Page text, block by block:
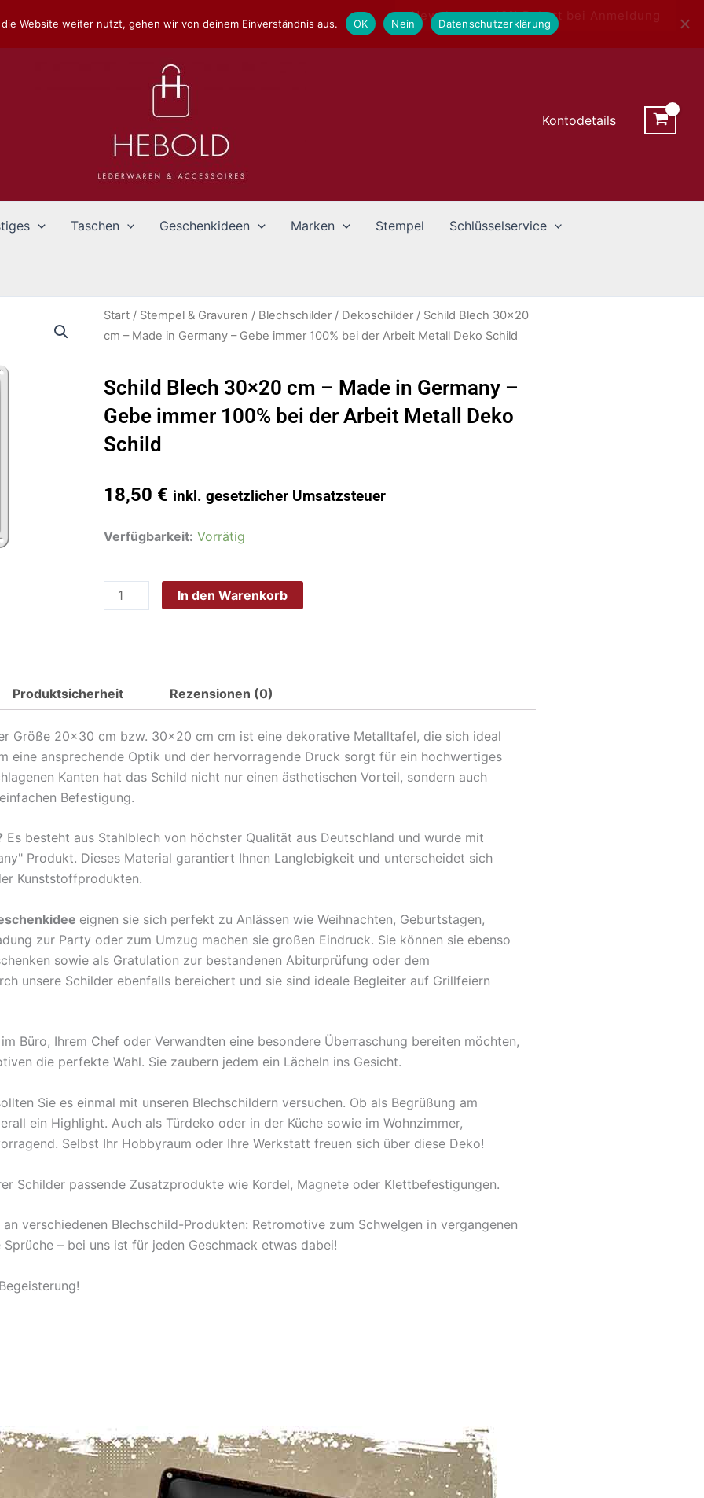
Newsletter - 10% Rabatt bei Anmeldung
Kontodetails
Taschen Geschenkideen Marken Stempel Schlüsselservice
Start / Stempel & Gravuren / Blechschilder / Dekoschilder / Schild Blech 30×20
cm – Made in Germany – Gebe immer 100% bei der Arbeit Metall Deko Schild
Schild Blech 30×20 cm – Made in Germany –
Gebe immer 100% bei der Arbeit Metall Deko
Schild
18,50 € inkl. gesetzlicher Umsatzsteuer
Verfügbarkeit: Vorrätig
Schild
cm
-
immer
100%
bei
der
Metall
Deko
Schild
In den Warenkorb
Produktsicherheit Rezensionen (0)
Größe 20×30 cm bzw. 30×20 cm cm ist eine dekorative Metalltafel, die sich ideal
eine ansprechende Optik und der hervorragende Druck sorgt für ein hochwertiges
Kanten hat das Schild nicht nur einen ästhetischen Vorteil, sondern auch
Befestigung.
Es besteht aus Stahlblech von höchster Qualität aus Deutschland und wurde mit
Produkt. Dieses Material garantiert Ihnen Langlebigkeit und unterscheidet sich
Kunststoffprodukten.
eignen sie sich perfekt zu Anlässen wie Weihnachten, Geburtstagen,
zur Party oder zum Umzug machen sie großen Eindruck. Sie können sie ebenso
sowie als Gratulation zur bestandenen Abiturprüfung oder dem
unsere Schilder ebenfalls bereichert und sie sind ideale Begleiter auf Grillfeiern
Büro, Ihrem Chef oder Verwandten eine besondere Überraschung bereiten möchten,
die perfekte Wahl. Sie zaubern jedem ein Lächeln ins Gesicht.
Sie es einmal mit unseren Blechschildern versuchen. Ob als Begrüßung am
ein Highlight. Auch als Türdeko oder in der Küche sowie im Wohnzimmer,
Selbst Ihr Hobbyraum oder Ihre Werkstatt freuen sich über diese Deko!
Schilder passende Zusatzprodukte wie Kordel, Magnete oder Klettbefestigungen.
verschiedenen Blechschild-Produkten: Retromotive zum Schwelgen in vergangenen
– bei uns ist für jeden Geschmack etwas dabei!
die Website weiter nutzt, gehen wir von deinem Einverständnis aus. OK Nein Datenschutzerklärung